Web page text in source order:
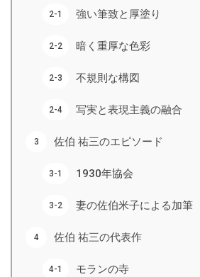
強い筆致と厚塗り
暗く重厚な色彩
不規則な構図
写実と表現主義の融合
佐伯 祐三のエピソード
1930年協会
妻の佐伯米子による加筆
佐伯 祐三の代表作
モランの寺